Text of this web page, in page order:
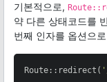
기본적으로,
약 다른 상태코드를
번째 인자를 옵션으
Route::redirect(